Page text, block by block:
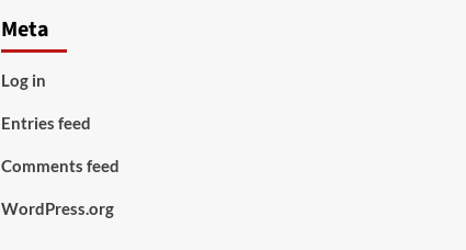
Meta
Log in
Entries feed
Comments feed
WordPress.org